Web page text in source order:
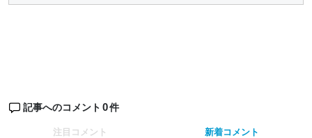
記事へのコメント 0件
注目コメント 新着コメント